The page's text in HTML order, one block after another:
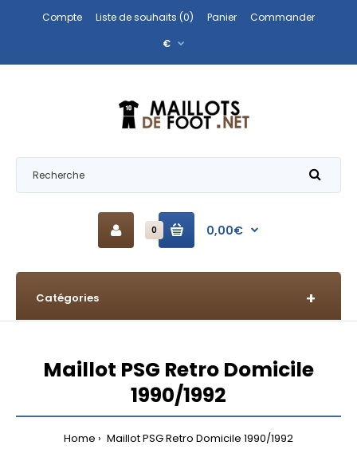
Compte Liste de souhaits (0) Panier
Commander
€
0 0,00€
Catégories
Maillot PSG Retro Domicile
1990/1992
Home Maillot PSG Retro Domicile 1990/1992